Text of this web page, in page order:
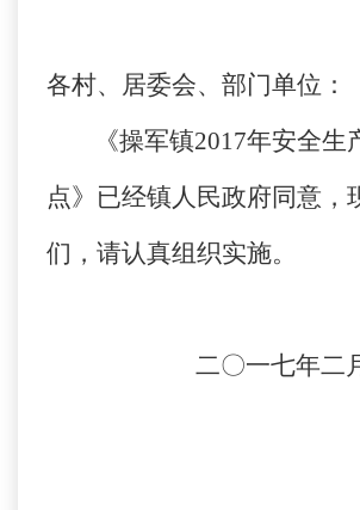
各村、居委会、部门单位：
《操军镇2017年安全生
点》已经镇人民政府同意，
们，请认真组织实施。
二〇一七年二